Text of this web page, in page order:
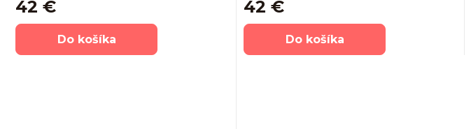
42 €
Do košíka
42 €
cena:
Do košíka